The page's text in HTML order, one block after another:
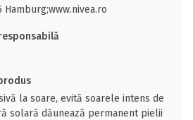
Hamburg;www.nivea.ro
la soare, evită soarele intens de
solară dăunează permanent pielii